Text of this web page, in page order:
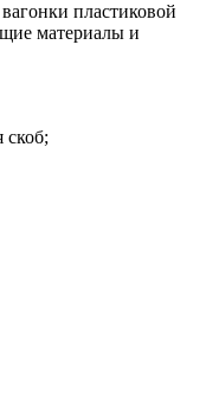
пластиковой
материалы и
скоб;